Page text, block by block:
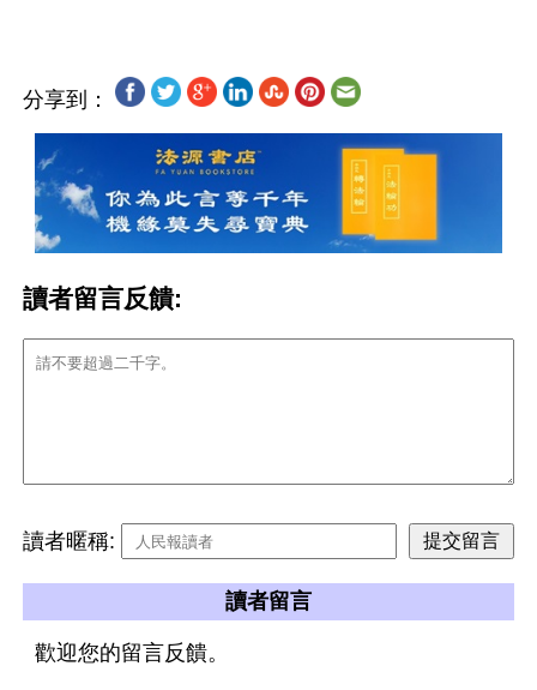
分享到：
讀者留言反饋:
讀者暱稱:
讀者留言
歡迎您的留言反饋。